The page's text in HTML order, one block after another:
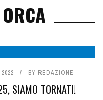
BY REDAZIONE
SIAMO TORNATI!